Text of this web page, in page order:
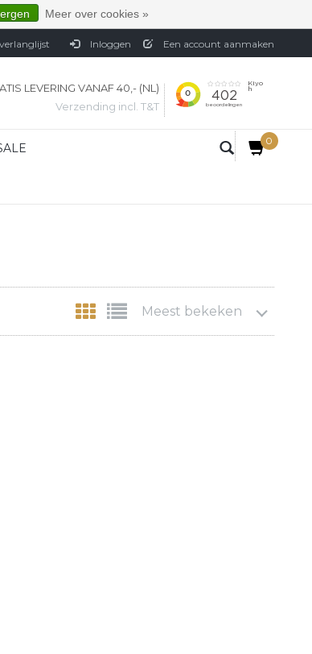
Inloggen Een account aanmaken
LEVERING VANAF 40,- (NL)
Verzending incl. T&T
0
Meest bekeken
Meer over cookies »